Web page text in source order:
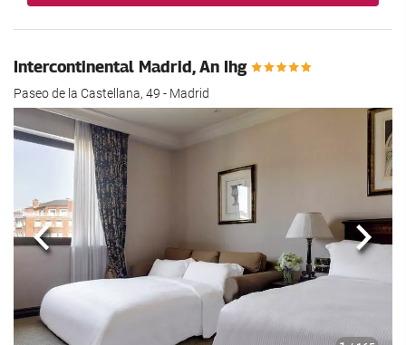
Intercontinental Madrid, An Ihg
Paseo de la Castellana, 49 - Madrid
Anterior